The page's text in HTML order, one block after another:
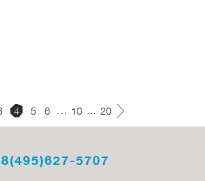
4 5 6 10 20
8(495)627-5707